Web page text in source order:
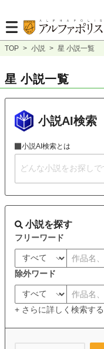
TOP > 小説 > 星 小説一覧
星 小説一覧
小説AI検索
小説AI検索とは
小説を探す
フリーワード
除外ワード
+ さらに詳しく検索する